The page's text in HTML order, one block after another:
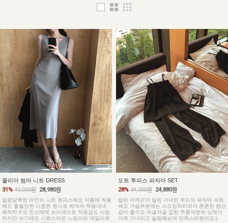
줄리아 썸머 니트 DRESS
31% 42,000원 28,980원
깔끔담백한 라인의 니트 원피스예요 여름에 착용
해도 좋을만한 시원한 원사로 짜여져 착용내내
쾌적하구요 민소매에 브이넥으로 착용감도 시원
하지만 보기에도 시원스러운 느낌이라 데일리로
도트 투피스 파자마 SET
28% 34,000원 24,880원
얇은 어깨끈이 달린 가녀린 무드의 파자마 세트
예요 가슴부분에는 스모킹처리되어 쫀쫀한 텐션
감이 좋구요 자글자글 잡힌 주름덕분에 상체가
더욱 가녀리고 슬림해보여 만족스러웠어요:)